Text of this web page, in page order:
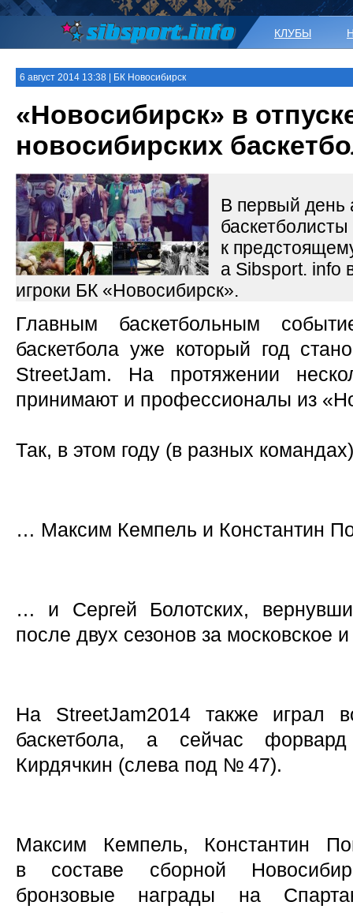
КЛУБЫ
6 август 2014 13:38 | БК Новосибирск
«Новосибирск» в
новосибирских
В первый день
баскетболисты
к
а Sibsport. info
игроки БК «Новосибирск».
Главным баскетбольным
баскетбола уже который год
StreetJam. На протяжении
принимают и профессионалы из
Так, в этом году (в разных
… Максим Кемпель и Константин
… и Сергей Болотских,
после двух сезонов за московское
На StreetJam2014 также играл
баскетбола, а сейчас
Кирдячкин (слева под № 47).
Максим Кемпель, Константин
в составе сборной
бронзовые награды на